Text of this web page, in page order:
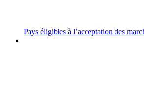
Pays éligibles à l’acceptation des